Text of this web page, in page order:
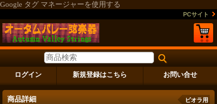
Google タグ マネージャーを使用する
PCサイト
ログイン 新規登録はこちら お問い合せ
商品詳細 ビオラ用